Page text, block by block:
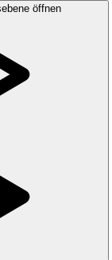
öffnen